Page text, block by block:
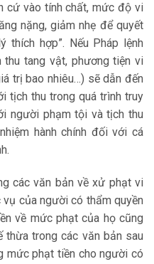
cứ vào tính chất, mức độ vi
nặng, giảm nhẹ để quyết
thích hợp”. Nếu Pháp lệnh
tang vật, phương tiện vi
trị bao nhiêu…) sẽ dẫn đến
tịch thu trong quá trình truy
người phạm tội và tịch thu
hành chính đối với cá
các văn bản về xử phạt vi
vụ của người có thẩm quyền
về mức phạt của họ cũng
trong các văn bản sau
mức phạt tiền cho người có